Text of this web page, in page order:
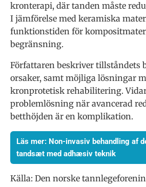
kronterapi, där tanden måste
I jämförelse med keramiska
funktionstiden för
begränsning.
Författaren beskriver tillståndets
orsaker, samt möjliga lösningar
kronprotetisk rehabilitering.
problemlösning när avancerad
betthöjden är en komplikation.
Läs mer: Non-invasiv behandling af
tandsæt med adhæsiv teknik
Källa: Den norske